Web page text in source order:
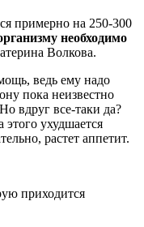
примерно на 250-300
необходимо
Волкова.
ведь ему надо
пока неизвестно
вдруг все-таки да?
этого ухудшается
растет аппетит.
приходится